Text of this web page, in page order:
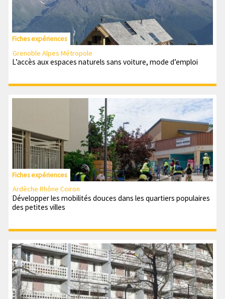
Fiches expériences
Grenoble Alpes Métropole
L’accès aux espaces naturels sans voiture, mode d’emploi
Fiches expériences
Ardèche Rhône Coiron
Développer les mobilités douces dans les quartiers populaires
des petites villes